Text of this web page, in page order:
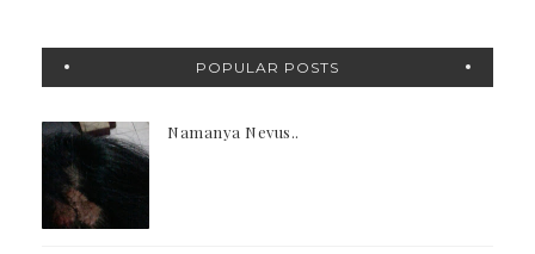
POPULAR POSTS
Namanya Nevus..